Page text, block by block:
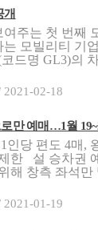
개
주는 첫 번째
모빌리티 기
드명 GL3)의
2021-02-18
만 예매…1월
당 편도 4매,
한 설 승차권
해 창측 좌석
2021-01-19